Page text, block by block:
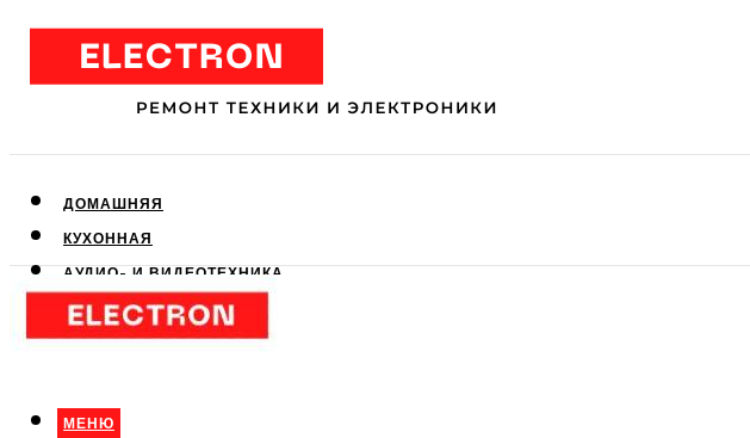
ДОМАШНЯЯ
КУХОННАЯ
АУДИО- И ВИДЕОТЕХНИКА
КЛИМАТИЧЕСКАЯ
ДЛЯ КРАСОТЫ
МЕНЮ